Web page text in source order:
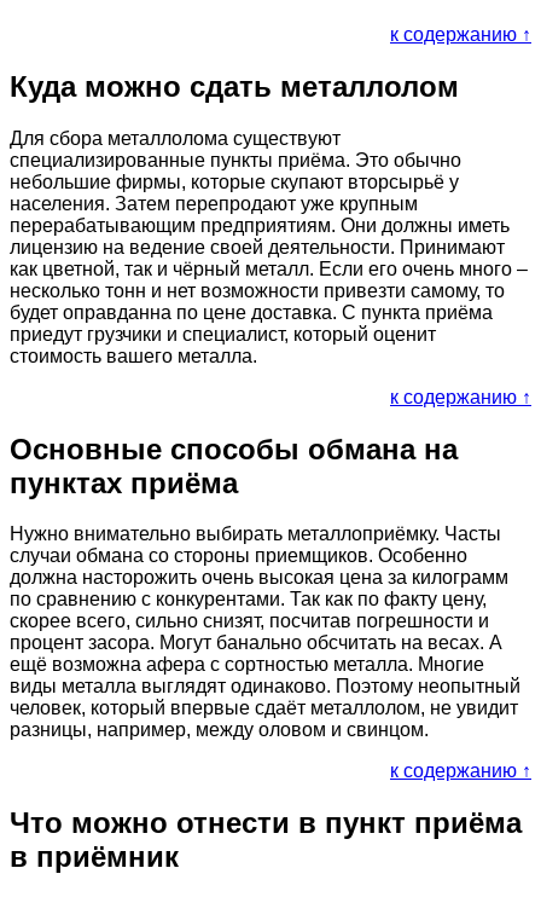
к содержанию ↑
Куда можно сдать металлолом
Для сбора металлолома существуют
специализированные пункты приёма. Это обычно
небольшие фирмы, которые скупают вторсырьё у
населения. Затем перепродают уже крупным
перерабатывающим предприятиям. Они должны иметь
лицензию на ведение своей деятельности. Принимают
как цветной, так и чёрный металл. Если его очень много –
несколько тонн и нет возможности привезти самому, то
будет оправданна по цене доставка. С пункта приёма
приедут грузчики и специалист, который оценит
стоимость вашего металла.
к содержанию ↑
Основные способы обмана на
пунктах приёма
Нужно внимательно выбирать металлоприёмку. Часты
случаи обмана со стороны приемщиков. Особенно
должна насторожить очень высокая цена за килограмм
по сравнению с конкурентами. Так как по факту цену,
скорее всего, сильно снизят, посчитав погрешности и
процент засора. Могут банально обсчитать на весах. А
ещё возможна афера с сортностью металла. Многие
виды металла выглядят одинаково. Поэтому неопытный
человек, который впервые сдаёт металлолом, не увидит
разницы, например, между оловом и свинцом.
к содержанию ↑
Что можно отнести в пункт приёма
в приёмник